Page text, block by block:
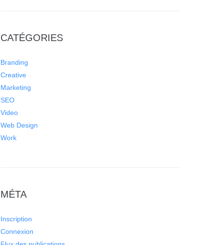
CATÉGORIES
Branding
Creative
Marketing
SEO
Video
Web Design
Work
MÉTA
Inscription
Connexion